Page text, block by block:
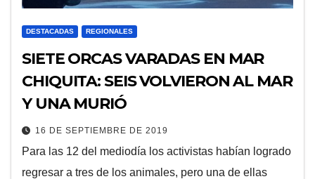
DESTACADAS REGIONALES
SIETE ORCAS VARADAS EN MAR
CHIQUITA: SEIS VOLVIERON AL MAR
Y UNA MURIÓ
16 DE SEPTIEMBRE DE 2019
Para las 12 del mediodía los activistas habían logrado
regresar a tres de los animales, pero una de ellas